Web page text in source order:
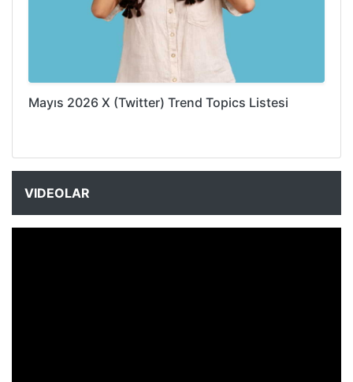
Mayıs 2026 X (Twitter) Trend Topics Listesi
VIDEOLAR